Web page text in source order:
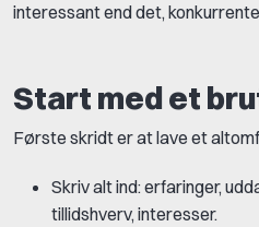
interessant end det,
Start med et
Første skridt er at lave et
Skriv alt ind: erfaringer,
tillidshverv, interesser.